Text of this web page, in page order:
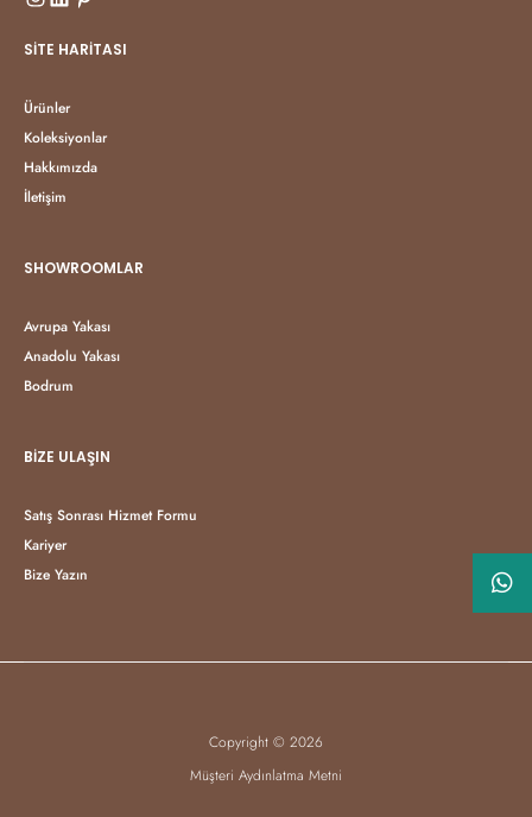
SITE HARITASI
Ürünler
Koleksiyonlar
Hakkımızda
İletişim
SHOWROOMLAR
Avrupa Yakası
Anadolu Yakası
Bodrum
BIZE ULAŞIN
Satış Sonrası Hizmet Formu
Kariyer
Bize Yazın
Copyright © 2026
Müşteri Aydınlatma Metni